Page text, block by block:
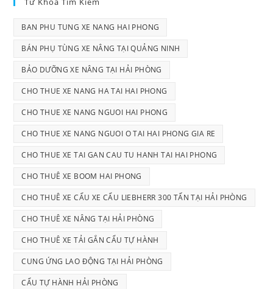
BAN PHU TUNG XE NANG HAI PHONG
BÁN PHỤ TÙNG XE NÂNG TẠI QUẢNG NINH
BẢO DƯỠNG XE NÂNG TẠI HẢI PHÒNG
CHO THUE XE NANG HA TAI HAI PHONG
CHO THUE XE NANG NGUOI HAI PHONG
CHO THUE XE NANG NGUOI O TAI HAI PHONG GIA RE
CHO THUE XE TAI GAN CAU TU HANH TAI HAI PHONG
CHO THUÊ XE BOOM HAI PHONG
CHO THUÊ XE CẨU XE CẨU LIEBHERR 300 TẤN TẠI HẢI PHÒNG
CHO THUÊ XE NÂNG TẠI HẢI PHÒNG
CHO THUÊ XE TẢI GẮN CẨU TỰ HÀNH
CUNG ỨNG LAO ĐỘNG TẠI HẢI PHÒNG
CẨU TỰ HÀNH HẢI PHÒNG